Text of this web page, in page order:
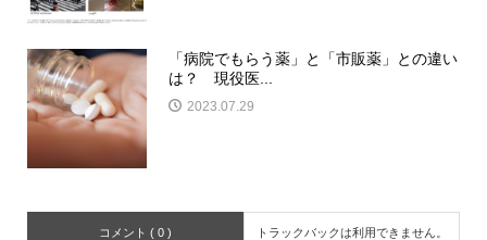
「病院でもらう薬」と「市販薬」との違い
は？ 現役医...
2023.07.29
コメント ( 0 ) トラックバックは利用できません。